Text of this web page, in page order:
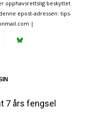
opphavsrettslig beskyttet
epost-adressen: tips-
|
7 års fengsel